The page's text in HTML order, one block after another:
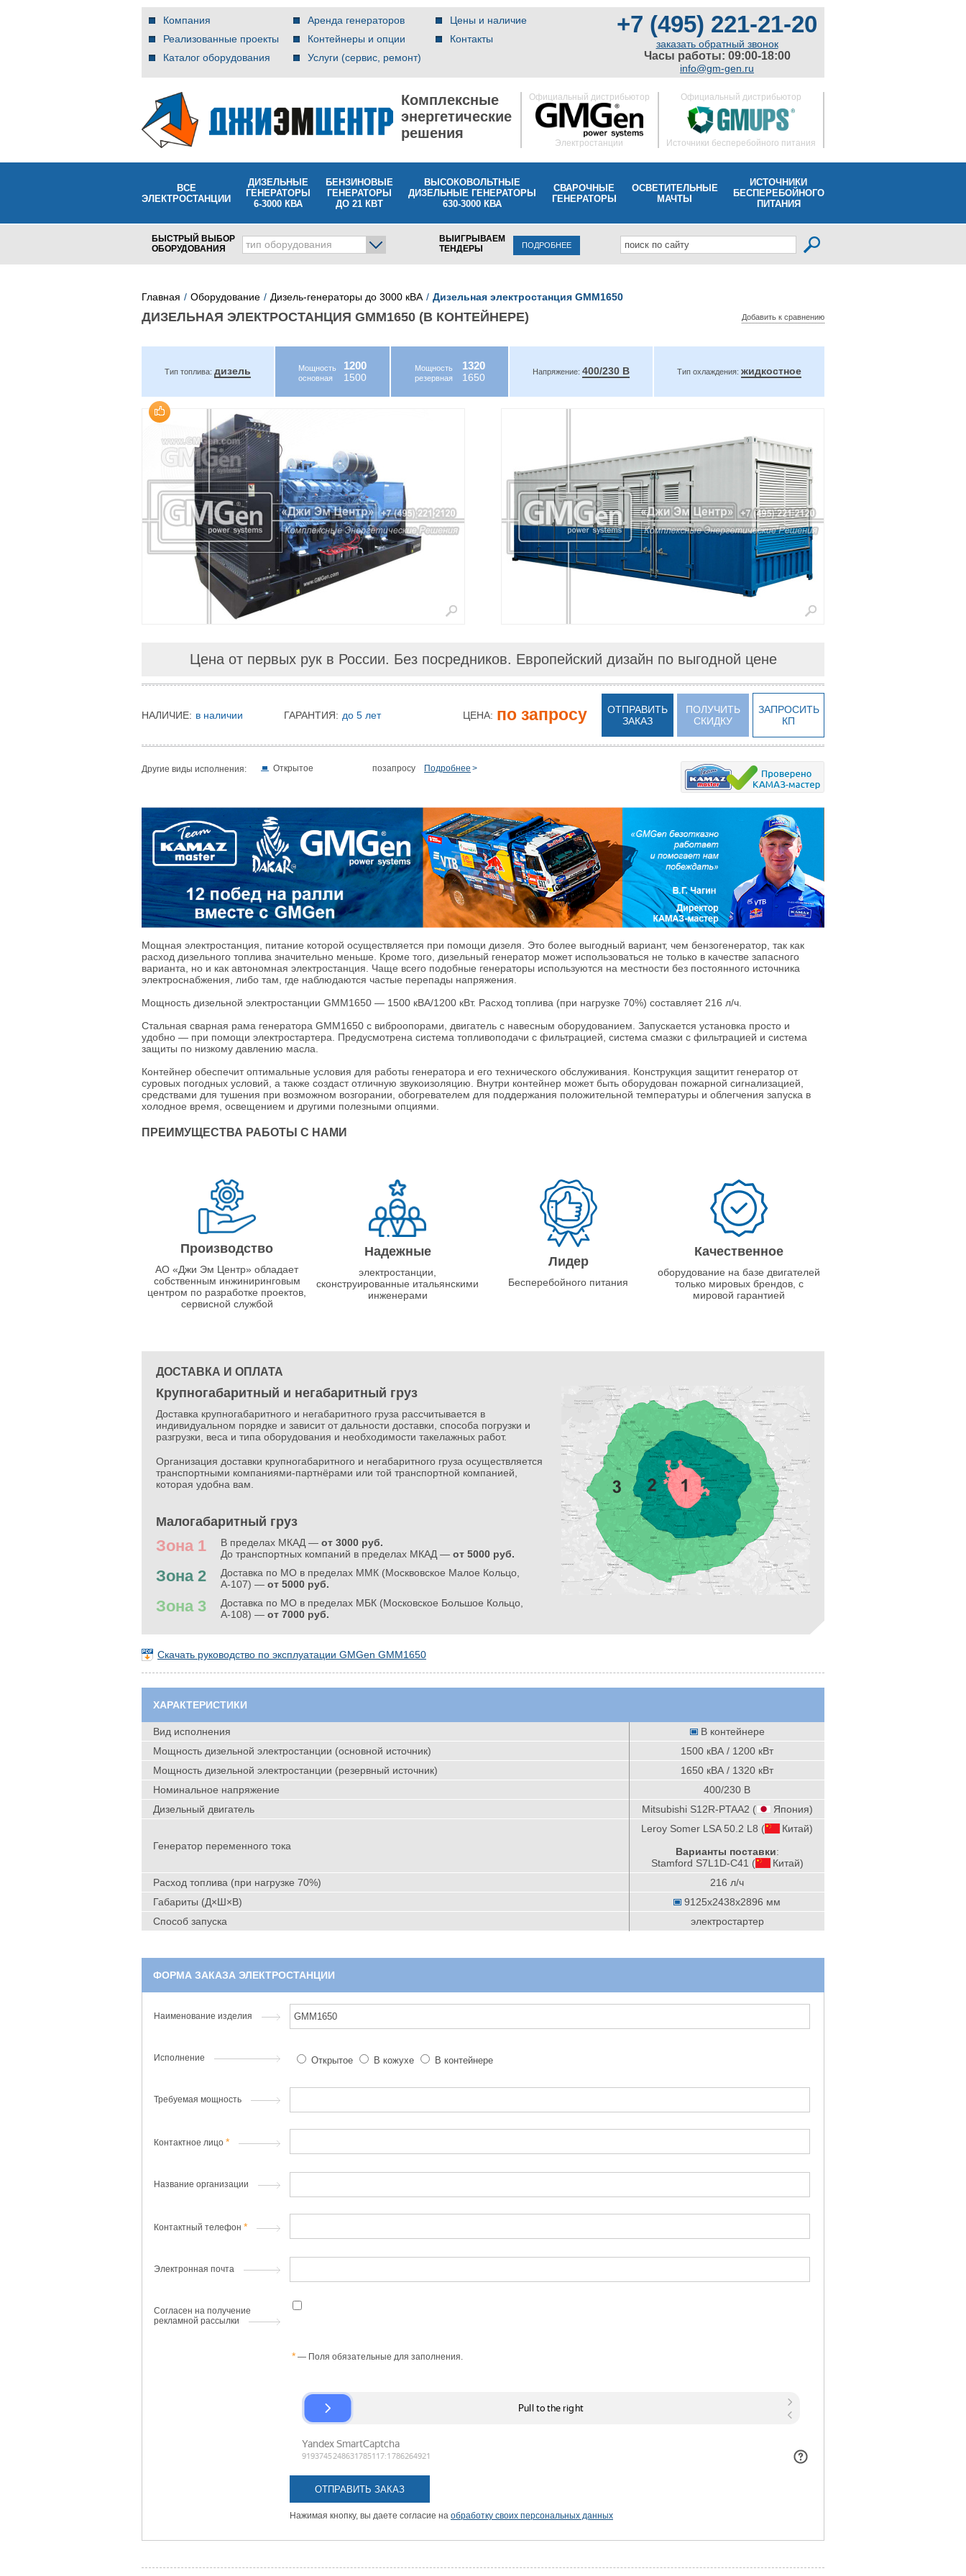
Компания
Реализованные проекты
Каталог оборудования
Аренда генераторов
Контейнеры и опции
Услуги (сервис, ремонт)
Цены и наличие
Контакты
+7 (495) 221-21-20
заказать обратный звонок
Часы работы: 09:00-18:00
info@gm-gen.ru
Комплексные
энергетические
решения
Официальный дистрибьютор
Электростанции
Официальный дистрибьютор
Источники бесперебойного питания
ВСЕ
ЭЛЕКТРОСТАНЦИИ
ДИЗЕЛЬНЫЕ
ГЕНЕРАТОРЫ
6-3000 КВА
БЕНЗИНОВЫЕ
ГЕНЕРАТОРЫ
ДО 21 КВТ
ВЫСОКОВОЛЬТНЫЕ
ДИЗЕЛЬНЫЕ ГЕНЕРАТОРЫ
630-3000 КВА
СВАРОЧНЫЕ
ГЕНЕРАТОРЫ
ОСВЕТИТЕЛЬНЫЕ
МАЧТЫ
ИСТОЧНИКИ
БЕСПЕРЕБОЙНОГО
ПИТАНИЯ
БЫСТРЫЙ ВЫБОР
ОБОРУДОВАНИЯ
тип оборудования
ВЫИГРЫВАЕМ
ТЕНДЕРЫ
ПОДРОБНЕЕ
Главная Оборудование Дизель-генераторы до 3000 кВА Дизельная электростанция GMM1650
ДИЗЕЛЬНАЯ ЭЛЕКТРОСТАНЦИЯ GMM1650 (В КОНТЕЙНЕРЕ) Добавить к сравнению
Тип топлива: дизель
Мощность
основная
1200
1500
Мощность
резервная
1320
1650
Напряжение: 400/230 В Тип охлаждения: жидкостное
Цена от первых рук в России. Без посредников. Европейский дизайн по выгодной цене
НАЛИЧИЕ: в наличии ГАРАНТИЯ: до 5 лет ЦЕНА: по запросу
ОТПРАВИТЬ
ЗАКАЗ
ПОЛУЧИТЬ
СКИДКУ
ЗАПРОСИТЬ
КП
Другие виды исполнения: Открытое позапросу Подробнее
Мощная электростанция, питание которой осуществляется при помощи дизеля. Это более выгодный вариант, чем бензогенератор, так как
расход дизельного топлива значительно меньше. Кроме того, дизельный генератор может использоваться не только в качестве запасного
варианта, но и как автономная электростанция. Чаще всего подобные генераторы используются на местности без постоянного источника
электроснабжения, либо там, где наблюдаются частые перепады напряжения.
Мощность дизельной электростанции GMM1650 — 1500 кВА/1200 кВт. Расход топлива (при нагрузке 70%) составляет 216 л/ч.
Стальная сварная рама генератора GMM1650 с виброопорами, двигатель с навесным оборудованием. Запускается установка просто и
удобно — при помощи электростартера. Предусмотрена система топливоподачи с фильтрацией, система смазки с фильтрацией и система
защиты по низкому давлению масла.
Контейнер обеспечит оптимальные условия для работы генератора и его технического обслуживания. Конструкция защитит генератор от
суровых погодных условий, а также создаст отличную звукоизоляцию. Внутри контейнер может быть оборудован пожарной сигнализацией,
средствами для тушения при возможном возгорании, обогревателем для поддержания положительной температуры и облегчения запуска в
холодное время, освещением и другими полезными опциями.
ПРЕИМУЩЕСТВА РАБОТЫ С НАМИ
Производство
АО «Джи Эм Центр» обладает
собственным инжиниринговым
центром по разработке проектов,
сервисной службой
Надежные
электростанции,
сконструированные итальянскими
инженерами
Лидер
Бесперебойного питания
Качественное
оборудование на базе двигателей
только мировых брендов, с
мировой гарантией
ДОСТАВКА И ОПЛАТА
Крупногабаритный и негабаритный груз
Доставка крупногабаритного и негабаритного груза рассчитывается в
индивидуальном порядке и зависит от дальности доставки, способа погрузки и
разгрузки, веса и типа оборудования и необходимости такелажных работ.
Организация доставки крупногабаритного и негабаритного груза осуществляется
транспортными компаниями-партнёрами или той транспортной компанией,
которая удобна вам.
Малогабаритный груз
Зона 1 В пределах МКАД — от 3000 руб.
До транспортных компаний в пределах МКАД — от 5000 руб.
Зона 2
Доставка по МО в пределах ММК (Москвовское Малое Кольцо,
А-107) — от 5000 руб.
Зона 3
Доставка по МО в пределах МБК (Московское Большое Кольцо,
А-108) — от 7000 руб.
Скачать руководство по эксплуатации GMGen GMM1650
ХАРАКТЕРИСТИКИ
Вид исполнения
В контейнере
Мощность дизельной электростанции (основной источник)
1500 кВА / 1200 кВт
Мощность дизельной электростанции (резервный источник)
1650 кВА / 1320 кВт
Номинальное напряжение
400/230 В
Дизельный двигатель
Mitsubishi S12R-PTAA2 ( Япония)
Генератор переменного тока
Leroy Somer LSA 50.2 L8 ( Китай)
Варианты поставки:
Stamford S7L1D-C41 (
Китай)
Расход топлива (при нагрузке 70%)
216 л/ч
Габариты (Д×Ш×В)
9125x2438x2896 мм
Способ запуска
электростартер
ФОРМА ЗАКАЗА ЭЛЕКТРОСТАНЦИИ
Наименование изделия
Исполнение Открытое В кожухе В контейнере
Требуемая мощность
Контактное лицо
Название организации
Контактный телефон
Электронная почта
Согласен на получение
рекламной рассылки
— Поля обязательные для заполнения.
Нажимая кнопку, вы даете согласие на обработку своих персональных данных